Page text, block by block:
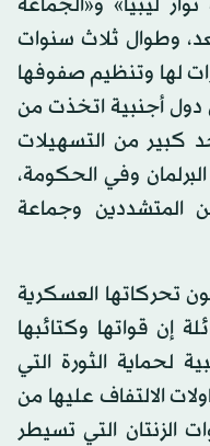
وطوال ثلاث سنوات
لها وتنظيم صفوفها
أجنبية اتخذت من
كبير من التسهيلات
وفي الحكومة،
المتشددين وجماعة
تحركاتها العسكرية
إن قواتها وكتائبها
لحماية الثورة التي
الالتفاف عليها من
الزنتان التي تسيطر